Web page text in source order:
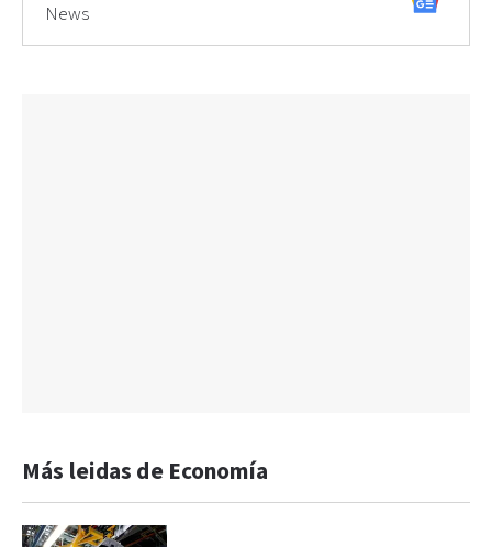
News
Más leidas de Economía